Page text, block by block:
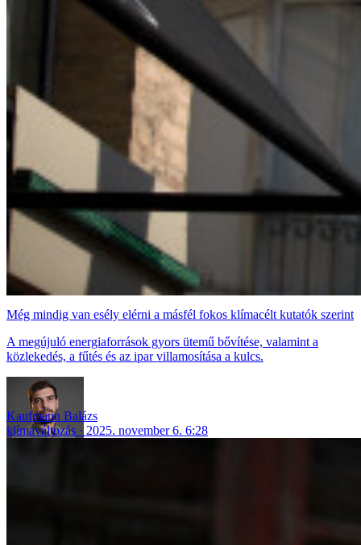
Még mindig van esély elérni a másfél fokos klímacélt kutatók szerint
A megújuló energiaforrások gyors ütemű bővítése, valamint a
közlekedés, a fűtés és az ipar villamosítása a kulcs.
Kaufmann Balázs
klímaváltozás
2025. november 6. 6:28